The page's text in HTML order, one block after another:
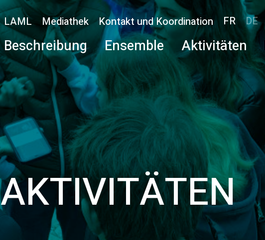
LAML Mediathek Kontakt und Koordination FR DE
Beschreibung Ensemble Aktivitäten
AKTIVITÄTEN